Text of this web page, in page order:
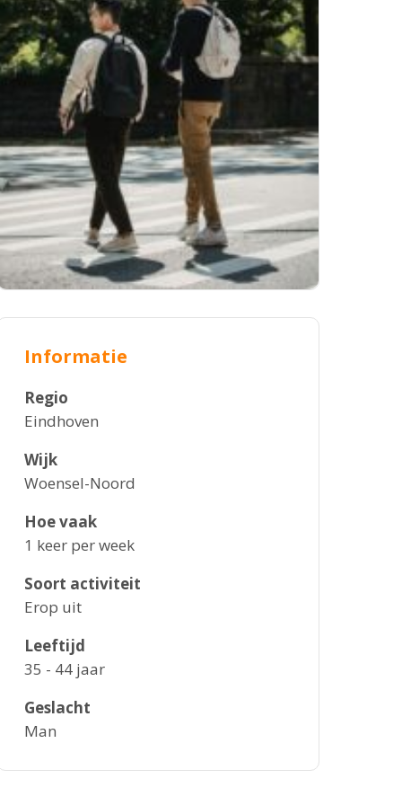
Informatie
Regio
Eindhoven
Wijk
Woensel-Noord
Hoe vaak
1 keer per week
Soort activiteit
Erop uit
Leeftijd
35 - 44 jaar
Geslacht
Man